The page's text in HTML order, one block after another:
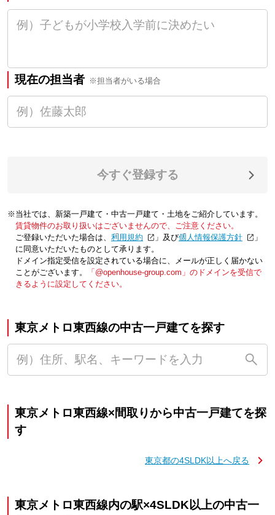
現在の担当者 ※担当者がいる場合
今すぐ登録する
※当社では、新築一戸建て・中古一戸建て・土地をご紹介しています。
賃貸物件のお取り扱いはございませんので、ご注意ください。
ご登録いただいた場合は、「利用規約 」及び「個人情報保護方針
」
に同意いただいたものとして承ります。
ドメイン指定受信を設定されている場合に、メールが正しく届かない
ことがございます。
「@openhouse-group.com」のドメインを受信で
きるように設定してください。
東京メトロ東西線の中古一戸建てを探す
東京メトロ東西線×間取りから中古一戸建てを探
す
東京都の4SLDK以上へ戻る
東京メトロ東西線内の駅×4SLDK以上の中古一